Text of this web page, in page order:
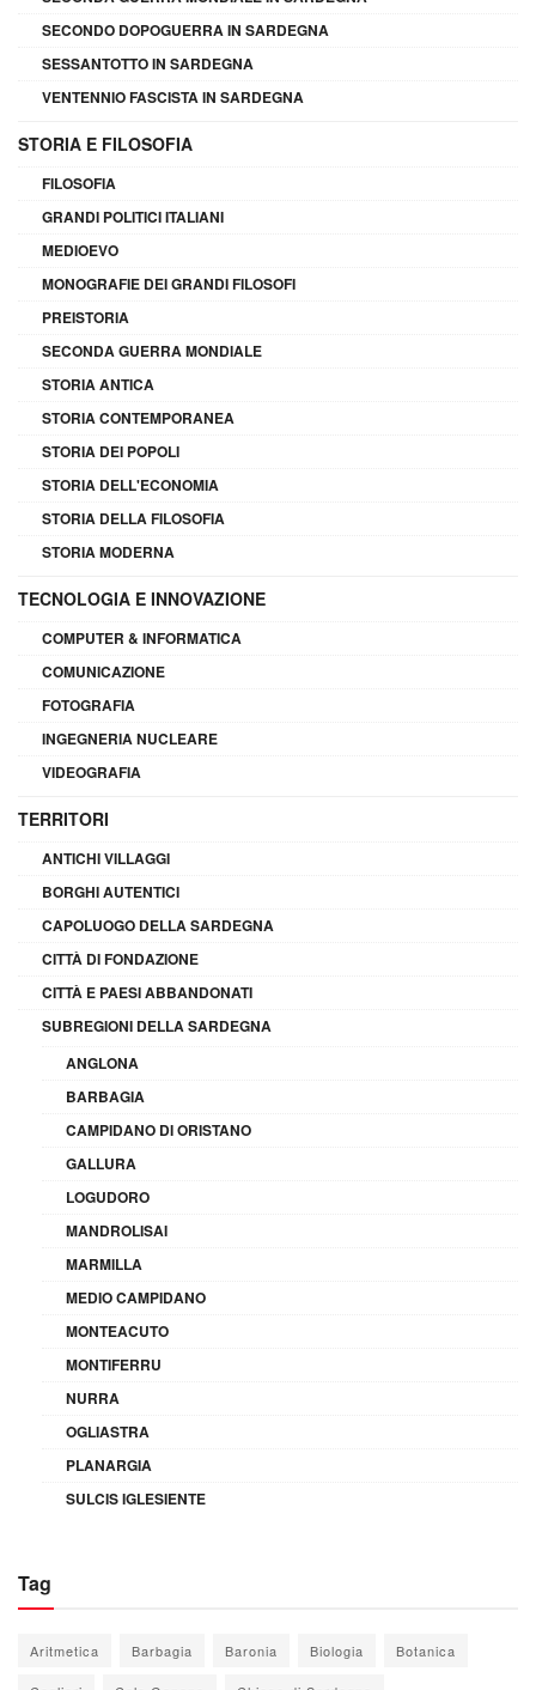
SECONDO DOPOGUERRA IN SARDEGNA
SESSANTOTTO IN SARDEGNA
VENTENNIO FASCISTA IN SARDEGNA
STORIA E FILOSOFIA
FILOSOFIA
GRANDI POLITICI ITALIANI
MEDIOEVO
MONOGRAFIE DEI GRANDI FILOSOFI
PREISTORIA
SECONDA GUERRA MONDIALE
STORIA ANTICA
STORIA CONTEMPORANEA
STORIA DEI POPOLI
STORIA DELL'ECONOMIA
STORIA DELLA FILOSOFIA
STORIA MODERNA
TECNOLOGIA E INNOVAZIONE
COMPUTER & INFORMATICA
COMUNICAZIONE
FOTOGRAFIA
INGEGNERIA NUCLEARE
VIDEOGRAFIA
TERRITORI
ANTICHI VILLAGGI
BORGHI AUTENTICI
CAPOLUOGO DELLA SARDEGNA
CITTÀ DI FONDAZIONE
CITTÀ E PAESI ABBANDONATI
SUBREGIONI DELLA SARDEGNA
ANGLONA
BARBAGIA
CAMPIDANO DI ORISTANO
GALLURA
LOGUDORO
MANDROLISAI
MARMILLA
MEDIO CAMPIDANO
MONTEACUTO
MONTIFERRU
NURRA
OGLIASTRA
PLANARGIA
SULCIS IGLESIENTE
Tag
Aritmetica Barbagia Baronia Biologia Botanica